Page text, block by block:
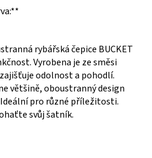
rybářská čepice BUCKET
Vyrobena je ze směsi
odolnost a pohodlí.
většině, oboustranný design
pro různé příležitosti.
svůj šatník.